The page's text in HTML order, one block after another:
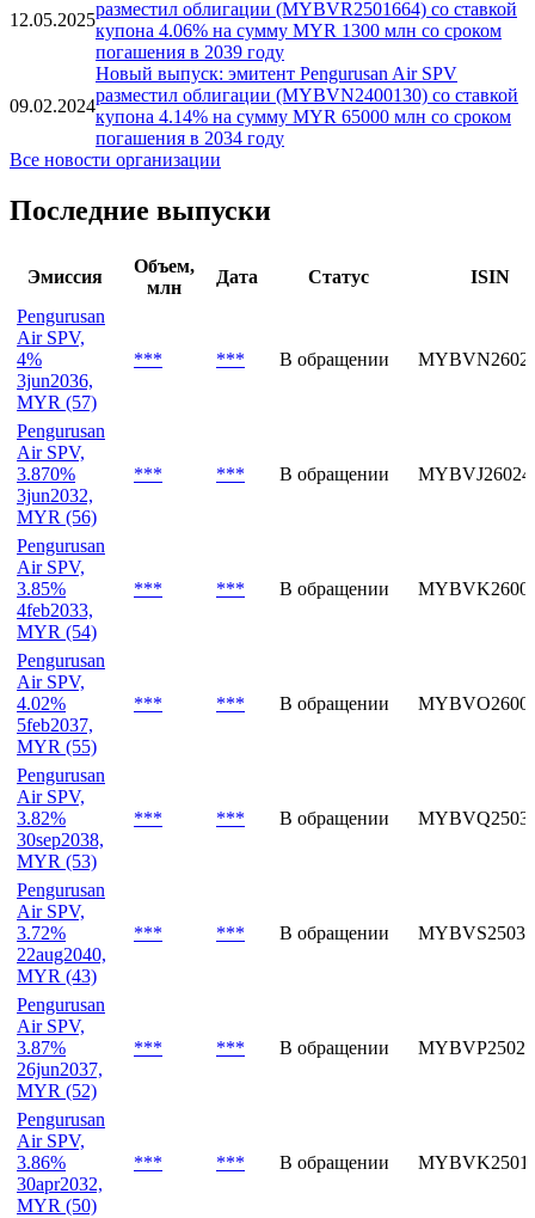
12.05.2025
разместил облигации (MYBVR2501664) со ставкой
купона 4.06% на сумму MYR 1300 млн со сроком
погашения в 2039 году
09.02.2024
Новый выпуск: эмитент Pengurusan Air SPV
разместил облигации (MYBVN2400130) со ставкой
купона 4.14% на сумму MYR 65000 млн со сроком
погашения в 2034 году
Все новости организации
Последние выпуски
Эмиссия
Объем,
млн
Дата Статус
ISIN
Pengurusan
Air SPV,
4%
3jun2036,
MYR (57)
*** *** В обращении
Pengurusan
Air SPV,
3.870%
3jun2032,
MYR (56)
*** *** В обращении
Pengurusan
Air SPV,
3.85%
4feb2033,
MYR (54)
*** *** В обращении
Pengurusan
Air SPV,
4.02%
5feb2037,
MYR (55)
*** *** В обращении
Pengurusan
Air SPV,
3.82%
30sep2038,
MYR (53)
*** *** В обращении
Pengurusan
Air SPV,
3.72%
22aug2040,
MYR (43)
*** *** В обращении
Pengurusan
Air SPV,
3.87%
26jun2037,
MYR (52)
*** *** В обращении
Pengurusan
Air SPV,
3.86%
30apr2032,
MYR (50)
*** *** В обращении